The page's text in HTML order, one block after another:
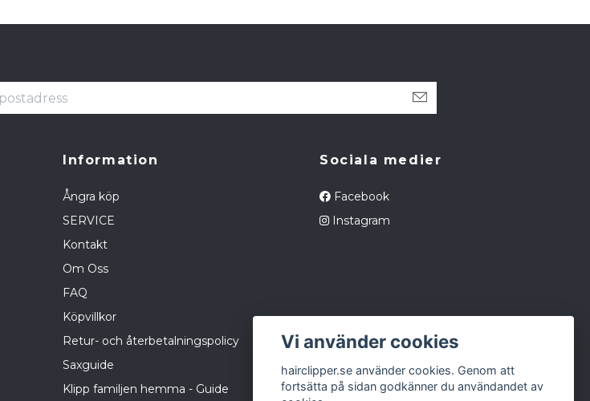
Information
Ångra köp
SERVICE
Kontakt
Om Oss
FAQ
Köpvillkor
Retur- och återbetalningspolicy
Saxguide
Klipp familjen hemma - Guide
Sociala medier
Facebook
Instagram
Vi använder cookies
hairclipper.se använder cookies. Genom att
fortsätta på sidan godkänner du användandet av